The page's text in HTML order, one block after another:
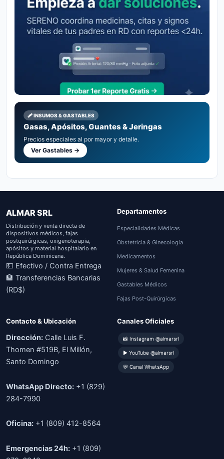
🩹 INSUMOS & GASTABLES
Gasas, Apósitos, Guantes & Jeringas
Precios especiales al por mayor y detalle.
Ver Gastables →
ALMAR SRL
Distribución y venta directa de
dispositivos médicos, fajas
postquirúrgicas, oxigenoterapia,
apósitos y material hospitalario en
República Dominicana.
💵 Efectivo / Contra Entrega
🏦 Transferencias Bancarias
(RD$)
Departamentos
Especialidades Médicas
Obstetricia & Ginecología
Medicamentos
Mujeres & Salud Femenina
Gastables Médicos
Fajas Post-Quirúrgicas
Contacto & Ubicación
Dirección: Calle Luis F.
Thomen #519B, El Millón,
Santo Domingo
WhatsApp Directo: +1 (829)
284-7990
Oficina: +1 (809) 412-8564
Emergencias 24h: +1 (809)
Canales Oficiales
📸 Instagram @almarsrl
▶ YouTube @almarsrl
💬 Canal WhatsApp